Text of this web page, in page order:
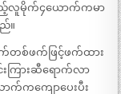
လူမိုက်၄ယောက်ကမာ
။
စ်ဖက်ဖြင့်ဖက်ထား
းကြားဆီရောက်လာ
ကကျောပေးပီး